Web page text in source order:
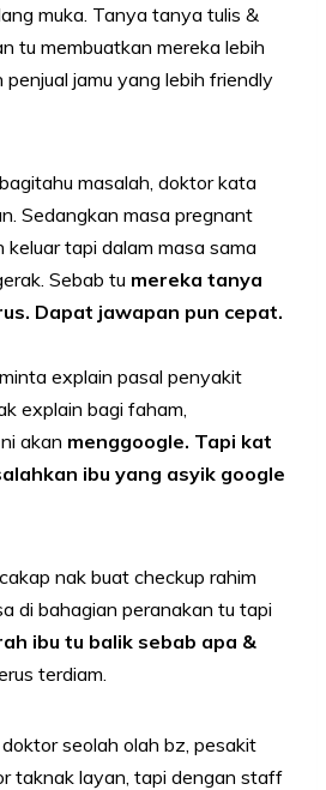
muka. Tanya tanya tulis &
tu membuatkan mereka lebih
penjual jamu yang lebih friendly
masalah, doktor kata
Sedangkan masa pregnant
keluar tapi dalam masa sama
Sebab tu mereka tanya
Dapat jawapan pun cepat.
explain pasal penyakit
explain bagi faham,
akan menggoogle. Tapi kat
ibu yang asyik google
nak buat checkup rahim
di bahagian peranakan tu tapi
ibu tu balik sebab apa &
terdiam.
seolah olah bz, pesakit
taknak layan, tapi dengan staff